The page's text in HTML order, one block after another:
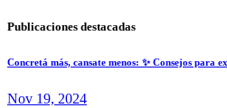
Publicaciones destacadas
Concretá más, cansate menos: ✨ Consejos para
Nov 19, 2024